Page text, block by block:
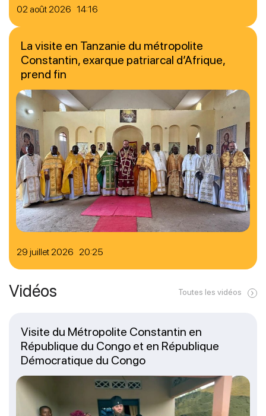
02 août 2026 14:16
29 juillet 2026 20:25
La visite en Tanzanie du métropolite
Constantin, exarque patriarcal d’Afrique,
prend fin
Vidéos Toutes les vidéos
Visite du Métropolite Constantin en
République du Congo et en République
Démocratique du Congo